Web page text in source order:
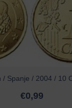
/ Spanje / 2004 / 10
€0,99